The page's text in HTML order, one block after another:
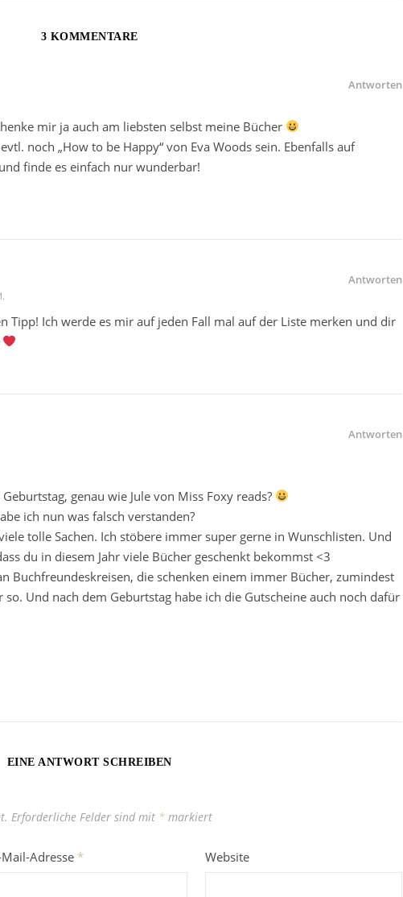
3 KOMMENTARE
Antworten
mir ja auch am liebsten selbst meine Bücher
noch „How to be Happy“ von Eva Woods sein. Ebenfalls auf
finde es einfach nur wunderbar!
Antworten
Tipp! Ich werde es mir auf jeden Fall mal auf der Liste merken und dir
Antworten
genau wie Jule von Miss Foxy reads?
ich nun was falsch verstanden?
tolle Sachen. Ich stöbere immer super gerne in Wunschlisten. Und
du in diesem Jahr viele Bücher geschenkt bekommst <3
Buchfreundeskreisen, die schenken einem immer Bücher, zumindest
so. Und nach dem Geburtstag habe ich die Gutscheine auch noch dafür
EINE ANTWORT SCHREIBEN
Erforderliche Felder sind mit * markiert
Mail-Adresse * Website